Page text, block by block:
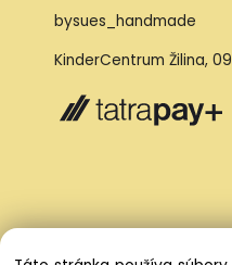
bysues_handmade
KinderCentrum Žilina,